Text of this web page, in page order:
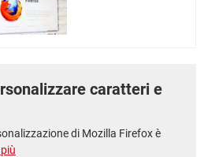
caratteri e
di Mozilla Firefox è